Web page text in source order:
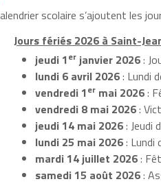
scolaire s’ajoutent les
Jours fériés 2026 à Saint-
jeudi 1erjanvier 2026:
lundi 6 avril 2026: Lundi
vendredi 1ermai 2026:
vendredi 8 mai 2026:
jeudi 14 mai 2026: Jeudi
lundi 25 mai 2026: Lundi
mardi 14 juillet 2026:
samedi 15 août 2026: